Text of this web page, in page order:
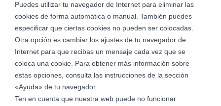
Puedes utilizar tu navegador de Internet para eliminar las
cookies de forma automática o manual. También puedes
especificar que ciertas cookies no pueden ser colocadas.
Otra opción es cambiar los ajustes de tu navegador de
Internet para que recibas un mensaje cada vez que se
coloca una cookie. Para obtener más información sobre
estas opciones, consulta las instrucciones de la sección
«Ayuda» de tu navegador.
Ten en cuenta que nuestra web puede no funcionar